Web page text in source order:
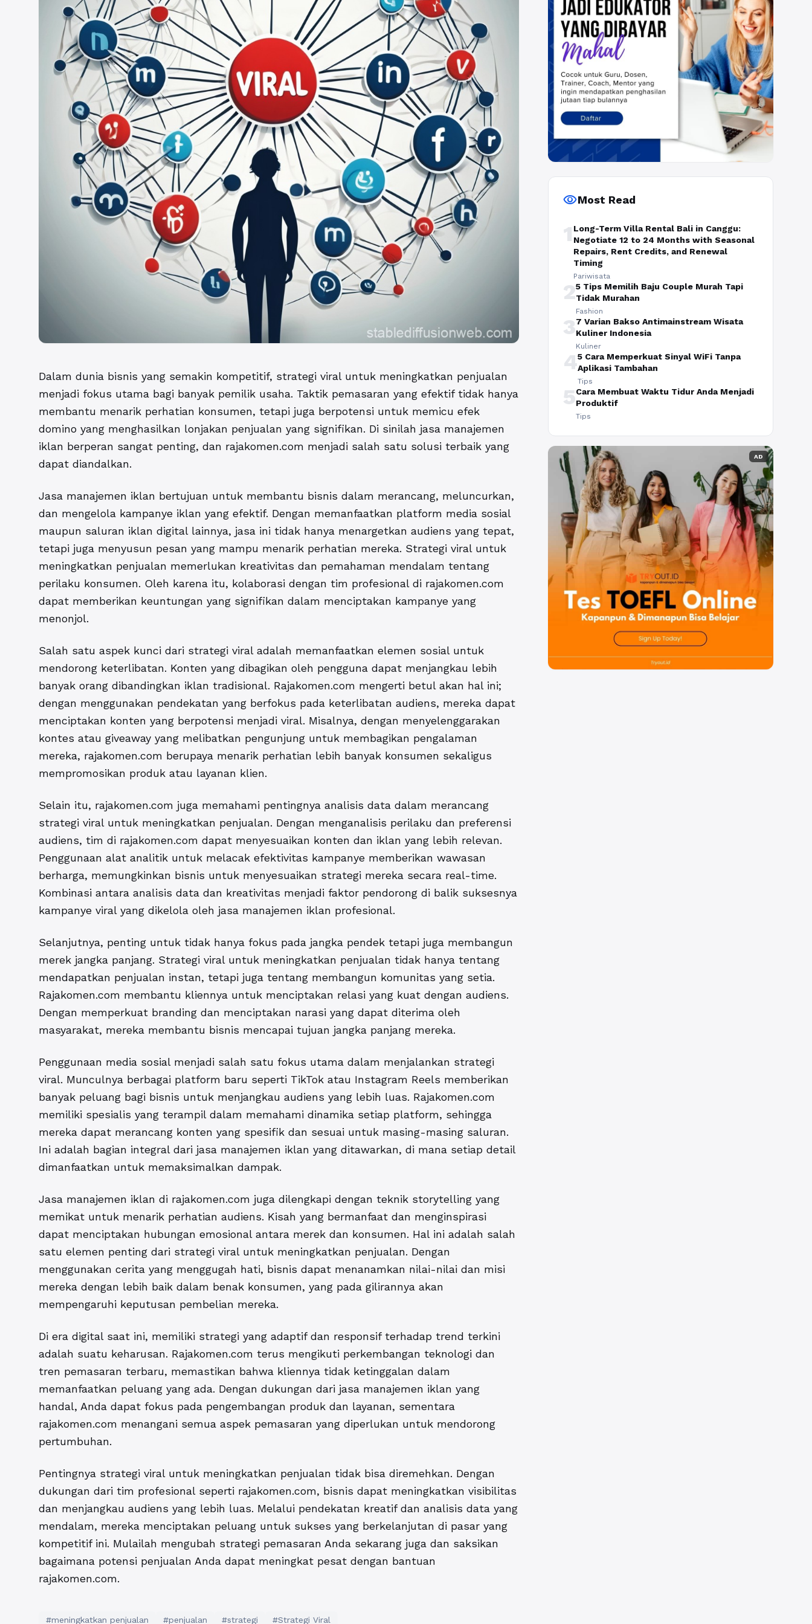
Dalam dunia bisnis yang semakin kompetitif, strategi viral untuk meningkatkan penjualan
menjadi fokus utama bagi banyak pemilik usaha. Taktik pemasaran yang efektif tidak hanya
membantu menarik perhatian konsumen, tetapi juga berpotensi untuk memicu efek
domino yang menghasilkan lonjakan penjualan yang signifikan. Di sinilah jasa manajemen
iklan berperan sangat penting, dan rajakomen.com menjadi salah satu solusi terbaik yang
dapat diandalkan.
Jasa manajemen iklan bertujuan untuk membantu bisnis dalam merancang, meluncurkan,
dan mengelola kampanye iklan yang efektif. Dengan memanfaatkan platform media sosial
maupun saluran iklan digital lainnya, jasa ini tidak hanya menargetkan audiens yang tepat,
tetapi juga menyusun pesan yang mampu menarik perhatian mereka. Strategi viral untuk
meningkatkan penjualan memerlukan kreativitas dan pemahaman mendalam tentang
perilaku konsumen. Oleh karena itu, kolaborasi dengan tim profesional di rajakomen.com
dapat memberikan keuntungan yang signifikan dalam menciptakan kampanye yang
menonjol.
Salah satu aspek kunci dari strategi viral adalah memanfaatkan elemen sosial untuk
mendorong keterlibatan. Konten yang dibagikan oleh pengguna dapat menjangkau lebih
banyak orang dibandingkan iklan tradisional. Rajakomen.com mengerti betul akan hal ini;
dengan menggunakan pendekatan yang berfokus pada keterlibatan audiens, mereka dapat
menciptakan konten yang berpotensi menjadi viral. Misalnya, dengan menyelenggarakan
kontes atau giveaway yang melibatkan pengunjung untuk membagikan pengalaman
mereka, rajakomen.com berupaya menarik perhatian lebih banyak konsumen sekaligus
mempromosikan produk atau layanan klien.
Selain itu, rajakomen.com juga memahami pentingnya analisis data dalam merancang
strategi viral untuk meningkatkan penjualan. Dengan menganalisis perilaku dan preferensi
audiens, tim di rajakomen.com dapat menyesuaikan konten dan iklan yang lebih relevan.
Penggunaan alat analitik untuk melacak efektivitas kampanye memberikan wawasan
berharga, memungkinkan bisnis untuk menyesuaikan strategi mereka secara real-time.
Kombinasi antara analisis data dan kreativitas menjadi faktor pendorong di balik suksesnya
kampanye viral yang dikelola oleh jasa manajemen iklan profesional.
Selanjutnya, penting untuk tidak hanya fokus pada jangka pendek tetapi juga membangun
merek jangka panjang. Strategi viral untuk meningkatkan penjualan tidak hanya tentang
mendapatkan penjualan instan, tetapi juga tentang membangun komunitas yang setia.
Rajakomen.com membantu kliennya untuk menciptakan relasi yang kuat dengan audiens.
Dengan memperkuat branding dan menciptakan narasi yang dapat diterima oleh
masyarakat, mereka membantu bisnis mencapai tujuan jangka panjang mereka.
Penggunaan media sosial menjadi salah satu fokus utama dalam menjalankan strategi
viral. Munculnya berbagai platform baru seperti TikTok atau Instagram Reels memberikan
banyak peluang bagi bisnis untuk menjangkau audiens yang lebih luas. Rajakomen.com
memiliki spesialis yang terampil dalam memahami dinamika setiap platform, sehingga
mereka dapat merancang konten yang spesifik dan sesuai untuk masing-masing saluran.
Ini adalah bagian integral dari jasa manajemen iklan yang ditawarkan, di mana setiap detail
dimanfaatkan untuk memaksimalkan dampak.
Jasa manajemen iklan di rajakomen.com juga dilengkapi dengan teknik storytelling yang
memikat untuk menarik perhatian audiens. Kisah yang bermanfaat dan menginspirasi
dapat menciptakan hubungan emosional antara merek dan konsumen. Hal ini adalah salah
satu elemen penting dari strategi viral untuk meningkatkan penjualan. Dengan
menggunakan cerita yang menggugah hati, bisnis dapat menanamkan nilai-nilai dan misi
mereka dengan lebih baik dalam benak konsumen, yang pada gilirannya akan
mempengaruhi keputusan pembelian mereka.
Di era digital saat ini, memiliki strategi yang adaptif dan responsif terhadap trend terkini
adalah suatu keharusan. Rajakomen.com terus mengikuti perkembangan teknologi dan
tren pemasaran terbaru, memastikan bahwa kliennya tidak ketinggalan dalam
memanfaatkan peluang yang ada. Dengan dukungan dari jasa manajemen iklan yang
handal, Anda dapat fokus pada pengembangan produk dan layanan, sementara
rajakomen.com menangani semua aspek pemasaran yang diperlukan untuk mendorong
pertumbuhan.
Pentingnya strategi viral untuk meningkatkan penjualan tidak bisa diremehkan. Dengan
dukungan dari tim profesional seperti rajakomen.com, bisnis dapat meningkatkan visibilitas
dan menjangkau audiens yang lebih luas. Melalui pendekatan kreatif dan analisis data yang
mendalam, mereka menciptakan peluang untuk sukses yang berkelanjutan di pasar yang
kompetitif ini. Mulailah mengubah strategi pemasaran Anda sekarang juga dan saksikan
bagaimana potensi penjualan Anda dapat meningkat pesat dengan bantuan
rajakomen.com.
#meningkatkan penjualan #penjualan #strategi #Strategi Viral
visibilityMost Read
1 Long-Term Villa Rental Bali in Canggu:
Negotiate 12 to 24 Months with Seasonal
Repairs, Rent Credits, and Renewal
Timing
Pariwisata
25 Tips Memilih Baju Couple Murah Tapi
Tidak Murahan
Fashion
37 Varian Bakso Antimainstream Wisata
Kuliner Indonesia
Kuliner
45 Cara Memperkuat Sinyal WiFi Tanpa
Aplikasi Tambahan
Tips
5Cara Membuat Waktu Tidur Anda Menjadi
Produktif
Tips
AD